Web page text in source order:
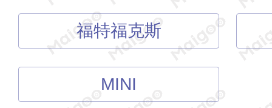
福特福克斯
MINI